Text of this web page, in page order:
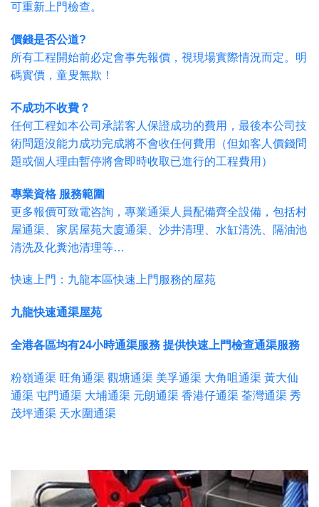
可重新上門檢查。
價錢是否公道?
所有工程開始前必定會事先報價，視現場實際情況而定。明
碼實價，童叟無欺！
不成功不收費？
任何工程如本公司承諾客人保證成功的費用，最後本公司技
術問題沒能力成功完成將不會收任何費用（但如客人價錢問
題或個人理由暫停將會即時收取已進行的工程費用）
專業資格 服務範圍
更多報價可致電咨詢，專業通渠人員配備齊全設備，包括村
屋通渠、家居屋苑大廈通渠、沙井清理、水缸清洗、隔油池
清洗及化糞池清理等…
快速上門：九龍本區快速上門服務的屋苑
九龍快速通渠屋苑
全港各區均有24小時通渠服務 提供快速上門檢查通渠服務
粉嶺通渠 旺角通渠 觀塘通渠 美孚通渠 大角咀通渠 黃大仙
通渠 屯門通渠 大埔通渠 元朗通渠 香港仔通渠 荃灣通渠 秀
茂坪通渠 天水圍通渠